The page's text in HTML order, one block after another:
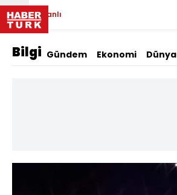
Canlı
Bilgi Gündem Ekonomi Dünya